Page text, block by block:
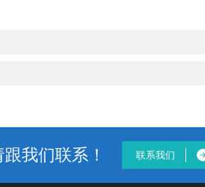
我们联系！ 联系我们